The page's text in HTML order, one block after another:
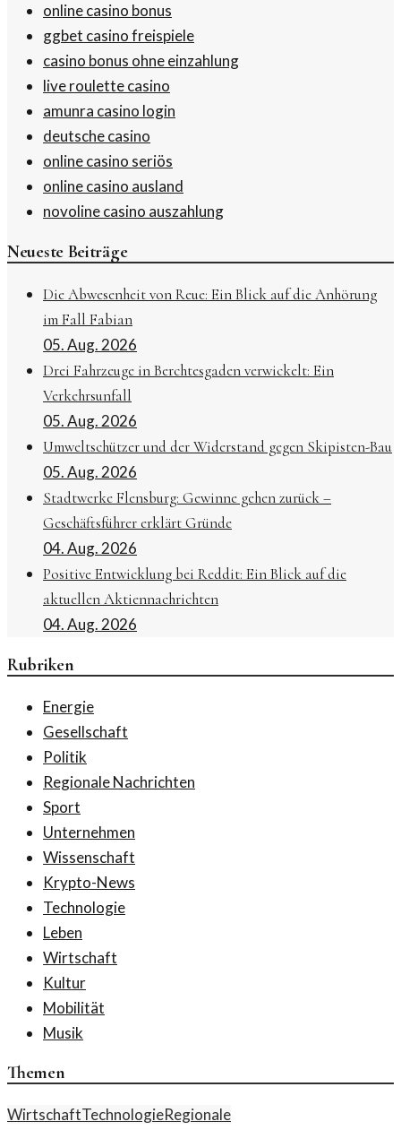
online casino bonus
ggbet casino freispiele
casino bonus ohne einzahlung
live roulette casino
amunra casino login
deutsche casino
online casino seriös
online casino ausland
novoline casino auszahlung
Neueste Beiträge
Die Abwesenheit von Reue: Ein Blick auf die Anhörung
im Fall Fabian
05. Aug. 2026
Drei Fahrzeuge in Berchtesgaden verwickelt: Ein
Verkehrsunfall
05. Aug. 2026
Umweltschützer und der Widerstand gegen Skipisten-Bau
05. Aug. 2026
Stadtwerke Flensburg: Gewinne gehen zurück –
Geschäftsführer erklärt Gründe
04. Aug. 2026
Positive Entwicklung bei Reddit: Ein Blick auf die
aktuellen Aktiennachrichten
04. Aug. 2026
Rubriken
Energie
Gesellschaft
Politik
Regionale Nachrichten
Sport
Unternehmen
Wissenschaft
Krypto-News
Technologie
Leben
Wirtschaft
Kultur
Mobilität
Musik
Themen
WirtschaftTechnologieRegionale